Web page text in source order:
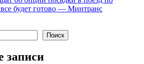
будет готово — Минтранс
Поиск
записи